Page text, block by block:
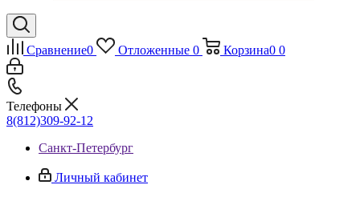
Сравнение0 Отложенные 0 Корзина0 0
Телефоны
8(812)309-92-12
Санкт-Петербург
Личный кабинет